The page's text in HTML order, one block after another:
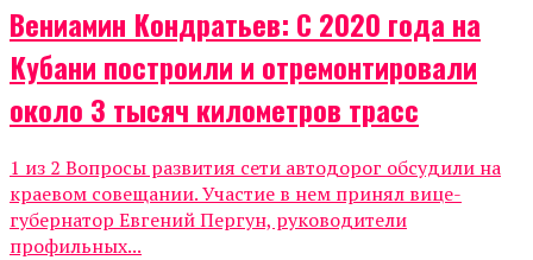
Вениамин Кондратьев: С 2020 года на
Кубани построили и отремонтировали
около 3 тысяч километров трасс
1 из 2 Вопросы развития сети автодорог обсудили на
краевом совещании. Участие в нем принял вице-
губернатор Евгений Пергун, руководители
профильных...